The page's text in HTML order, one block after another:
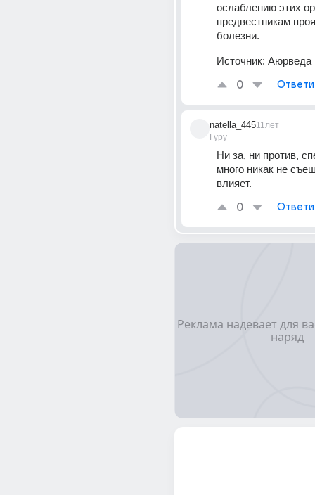
ослаблению этих
предвестникам
болезни.
Источник: Аюрведа
0
natella_445
Гуру
11лет
Ни за, ни против,
много никак не
влияет.
0